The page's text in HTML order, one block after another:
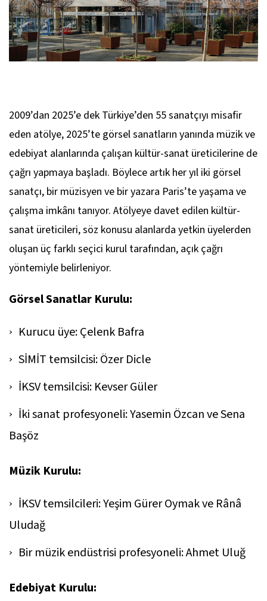
2009’dan 2025’e dek Türkiye’den 55 sanatçıyı misafir
eden atölye, 2025’te görsel sanatların yanında müzik ve
edebiyat alanlarında çalışan kültür-sanat üreticilerine de
çağrı yapmaya başladı. Böylece artık her yıl iki görsel
sanatçı, bir müzisyen ve bir yazara Paris’te yaşama ve
çalışma imkânı tanıyor. Atölyeye davet edilen kültür-
sanat üreticileri, söz konusu alanlarda yetkin üyelerden
oluşan üç farklı seçici kurul tarafından, açık çağrı
yöntemiyle belirleniyor.
Görsel Sanatlar Kurulu:
Kurucu üye: Çelenk Bafra
SİMİT temsilcisi: Özer Dicle
İKSV temsilcisi: Kevser Güler
İki sanat profesyoneli: Yasemin Özcan ve Sena
Başöz
Müzik Kurulu:
İKSV temsilcileri: Yeşim Gürer Oymak ve Rânâ
Uludağ
Bir müzik endüstrisi profesyoneli: Ahmet Uluğ
Edebiyat Kurulu: